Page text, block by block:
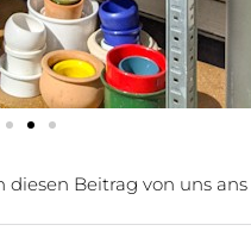
Beitrag von uns ans